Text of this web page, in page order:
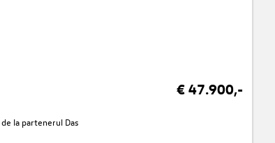
€ 47.900,-
la partenerul Das